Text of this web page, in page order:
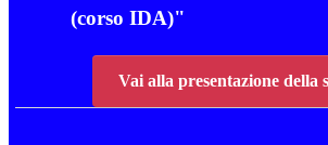
(corso IDA)"
Vai alla presentazione della